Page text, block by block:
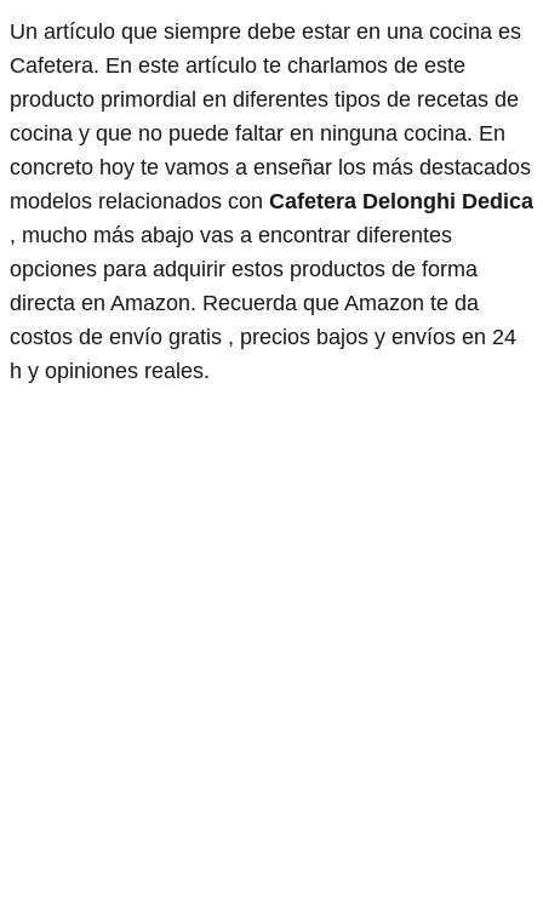
Un artículo que siempre debe estar en una cocina es
Cafetera. En este artículo te charlamos de este
producto primordial en diferentes tipos de recetas de
cocina y que no puede faltar en ninguna cocina. En
concreto hoy te vamos a enseñar los más destacados
modelos relacionados con Cafetera Delonghi Dedica
, mucho más abajo vas a encontrar diferentes
opciones para adquirir estos productos de forma
directa en Amazon. Recuerda que Amazon te da
costos de envío gratis , precios bajos y envíos en 24
h y opiniones reales.